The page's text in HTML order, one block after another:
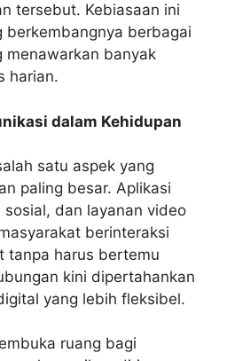
tersebut. Kebiasaan ini
berkembangnya berbagai
menawarkan banyak
harian.
dalam Kehidupan
satu aspek yang
paling besar. Aplikasi
dan layanan video
berinteraksi
tanpa harus bertemu
kini dipertahankan
yang lebih fleksibel.
ruang bagi